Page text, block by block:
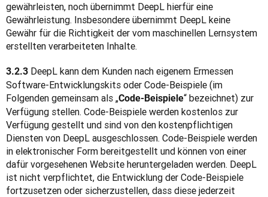
gewährleisten, noch übernimmt DeepL hierfür eine
Gewährleistung. Insbesondere übernimmt DeepL keine
Gewähr für die Richtigkeit der vom maschinellen Lernsystem
erstellten verarbeiteten Inhalte.
3.2.3 DeepL kann dem Kunden nach eigenem Ermessen
Software-Entwicklungskits oder Code-Beispiele (im
Folgenden gemeinsam als „Code-Beispiele“ bezeichnet) zur
Verfügung stellen. Code-Beispiele werden kostenlos zur
Verfügung gestellt und sind von den kostenpflichtigen
Diensten von DeepL ausgeschlossen. Code-Beispiele werden
in elektronischer Form bereitgestellt und können von einer
dafür vorgesehenen Website heruntergeladen werden. DeepL
ist nicht verpflichtet, die Entwicklung der Code-Beispiele
fortzusetzen oder sicherzustellen, dass diese jederzeit